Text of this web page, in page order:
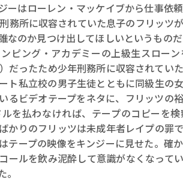
ーはローレン・マッケイブから仕事依
務所に収容されていた息子のフリッツ
なのか見つけ出してほしいというもの
ピング・アカデミーの上級生スロー
だったため少年刑務所に収容されてい
ト私立校の男子生徒とともに同級生の
るビデオテープをネタに、フリッツの
を払わなければ、テープのコピーを
かりのフリッツは未成年者レイプの罪
テープの映像をキンジーに見せた。確
ールを飲み泥酔して意識がなくなって